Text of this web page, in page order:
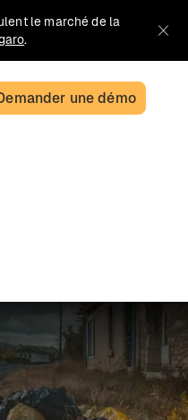
le marché de la
.
une démo